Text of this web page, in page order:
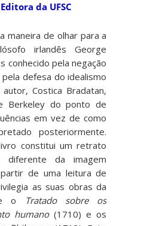
Editora da UFSC
maneira de olhar para a
irlandês George
conhecido pela negação
defesa do idealismo
Costica Bradatan,
Berkeley do ponto de
em vez de como
posteriormente.
constitui um retrato
diferente da imagem
de uma leitura de
as suas obras da
o
Tratado sobre os
humano (1710) e os